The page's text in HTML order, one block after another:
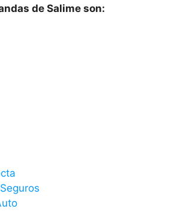
de Salime son: